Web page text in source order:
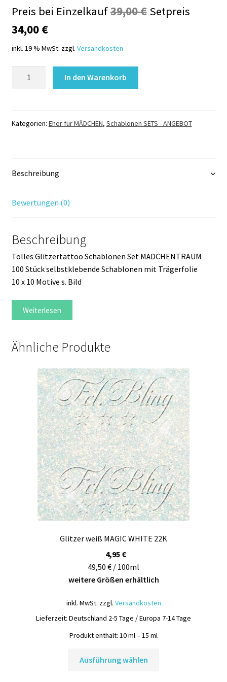
Preis bei Einzelkauf39,00€ Ursprünglicher
Setpreis
34,00 €Aktueller
Preis
ist:
34,00 €.
inkl. 19 % MwSt. zzgl. Versandkosten
Menge
In den Warenkorb
Kategorien: Eher für MÄDCHEN, Schablonen SETS - ANGEBOT
Beschreibung
Bewertungen (0)
Beschreibung
Tolles Glitzertattoo Schablonen Set MÄDCHENTRAUM
100 Stück selbstklebende Schablonen mit Trägerfolie
10 x 10 Motive s. Bild
Weiterlesen
Ähnliche Produkte
Glitzer weiß MAGIC WHITE 22K
4,95 €
49,50 € / 100ml
weitere Größen erhältlich
inkl. MwSt. zzgl. Versandkosten
Lieferzeit: Deutschland 2-5 Tage / Europa 7-14 Tage
Produkt enthält: 10ml– 15 ml
Ausführung wählen